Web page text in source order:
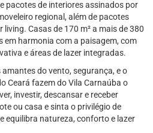
pacotes de interiores assinados por
regional, além de pacotes
Casas de 170 m² a mais de 380
em harmonia com a paisagem, com
e áreas de lazer integradas.
do vento, segurança, e o
Ceará fazem do Vila Carnaúba o
investir, descansar e receber
ou casa e sinta o privilégio de
equilibra natureza, conforto e lazer